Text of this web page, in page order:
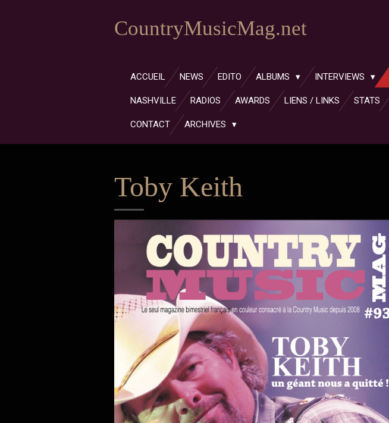
CountryMusicMag.net
ACCUEIL NEWS EDITO ALBUMS INTERVIEWS
NASHVILLE RADIOS AWARDS LIENS / LINKS STATS
CONTACT ARCHIVES
Toby Keith